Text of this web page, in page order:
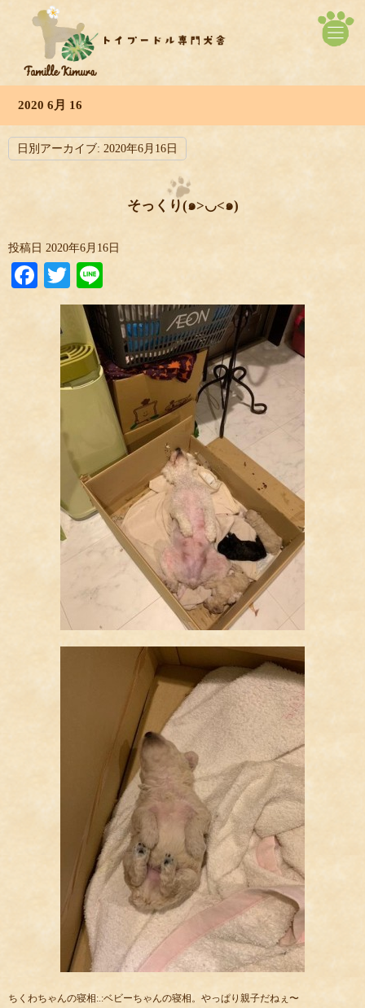
2020 6月 16
日別アーカイブ: 2020年6月16日
そっくり(๑>◡<๑)
投稿日 2020年6月16日
Facebook
Twitter
ちくわちゃんの寝相:.:ベビーちゃんの寝相。やっぱり親子だねぇ〜